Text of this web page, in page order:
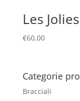
Les
€60,00
Categorie
Bracciali